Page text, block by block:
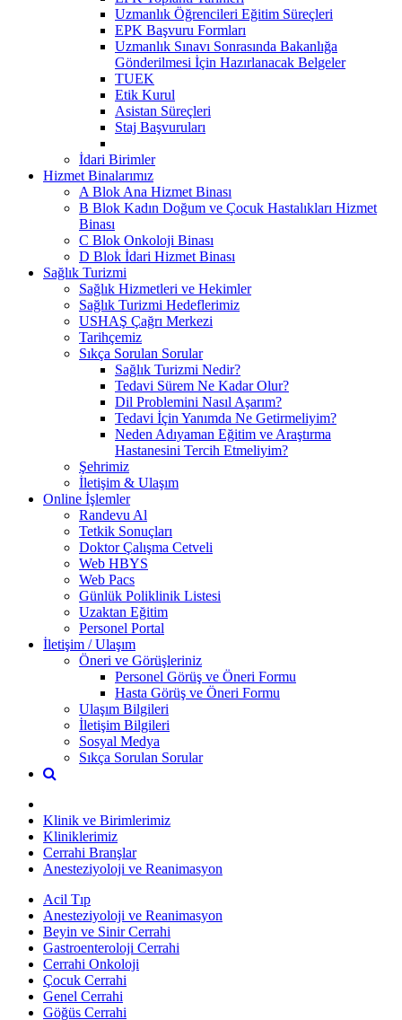
Uzmanlık Öğrencileri Eğitim Süreçleri
EPK Başvuru Formları
Uzmanlık Sınavı Sonrasında Bakanlığa
Gönderilmesi İçin Hazırlanacak Belgeler
TUEK
Etik Kurul
Asistan Süreçleri
Staj Başvuruları
İdari Birimler
Hizmet Binalarımız
A Blok Ana Hizmet Binası
B Blok Kadın Doğum ve Çocuk Hastalıkları Hizmet
Binası
C Blok Onkoloji Binası
D Blok İdari Hizmet Binası
Sağlık Turizmi
Sağlık Hizmetleri ve Hekimler
Sağlık Turizmi Hedeflerimiz
USHAŞ Çağrı Merkezi
Tarihçemiz
Sıkça Sorulan Sorular
Sağlık Turizmi Nedir?
Tedavi Sürem Ne Kadar Olur?
Dil Problemini Nasıl Aşarım?
Tedavi İçin Yanımda Ne Getirmeliyim?
Neden Adıyaman Eğitim ve Araştırma
Hastanesini Tercih Etmeliyim?
Şehrimiz
İletişim & Ulaşım
Online İşlemler
Randevu Al
Tetkik Sonuçları
Doktor Çalışma Cetveli
Web HBYS
Web Pacs
Günlük Poliklinik Listesi
Uzaktan Eğitim
Personel Portal
İletişim / Ulaşım
Öneri ve Görüşleriniz
Personel Görüş ve Öneri Formu
Hasta Görüş ve Öneri Formu
Ulaşım Bilgileri
İletişim Bilgileri
Sosyal Medya
Sıkça Sorulan Sorular
Klinik ve Birimlerimiz
Kliniklerimiz
Cerrahi Branşlar
Anesteziyoloji ve Reanimasyon
Acil Tıp
Anesteziyoloji ve Reanimasyon
Beyin ve Sinir Cerrahi
Gastroenteroloji Cerrahi
Cerrahi Onkoloji
Çocuk Cerrahi
Genel Cerrahi
Göğüs Cerrahi